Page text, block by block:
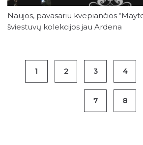
Naujos, pavasariu kvepiančios
šviestuvų kolekcijos jau Ardena
1 2 3 4
7 8